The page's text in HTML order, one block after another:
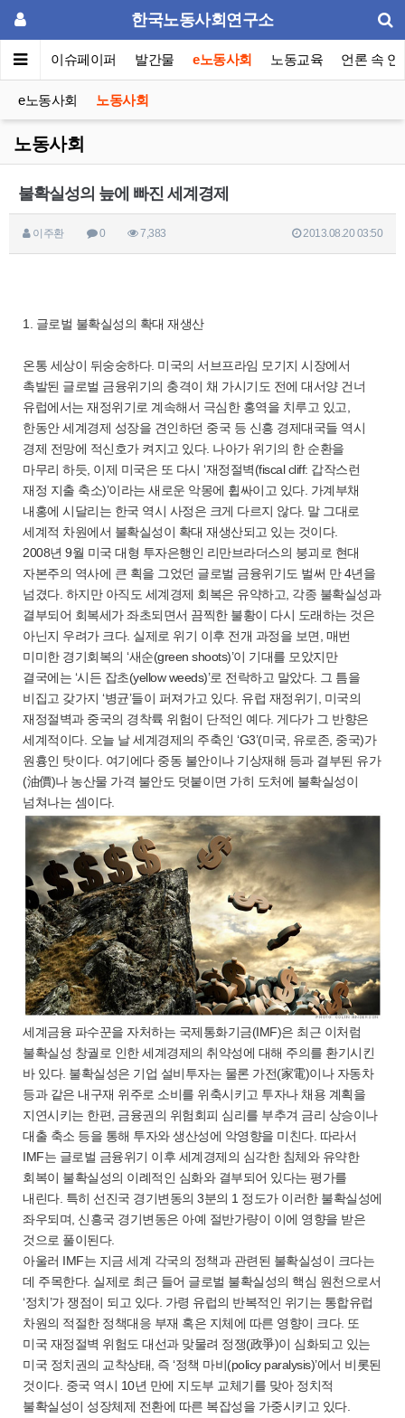
한국노동사회연구소
포럼 이슈페이퍼 발간물 e노동사회 노동교육 언론 속 연
e노동사회 노동사회
노동사회
불확실성의 늪에 빠진 세계경제
이주환 0 7,383 2013.08.20 03:50
1. 글로벌 불확실성의 확대 재생산
온통 세상이 뒤숭숭하다. 미국의 서브프라임 모기지 시장에서
촉발된 글로벌 금융위기의 충격이 채 가시기도 전에 대서양 건너
유럽에서는 재정위기로 계속해서 극심한 홍역을 치루고 있고,
한동안 세계경제 성장을 견인하던 중국 등 신흥 경제대국들 역시
경제 전망에 적신호가 켜지고 있다. 나아가 위기의 한 순환을
마무리 하듯, 이제 미국은 또 다시 ‘재정절벽(fiscal cliff: 갑작스런
재정 지출 축소)’이라는 새로운 악몽에 휩싸이고 있다. 가계부채
내홍에 시달리는 한국 역시 사정은 크게 다르지 않다. 말 그대로
세계적 차원에서 불확실성이 확대 재생산되고 있는 것이다.
2008년 9월 미국 대형 투자은행인 리만브라더스의 붕괴로 현대
자본주의 역사에 큰 획을 그었던 글로벌 금융위기도 벌써 만 4년을
넘겼다. 하지만 아직도 세계경제 회복은 유약하고, 각종 불확실성과
결부되어 회복세가 좌초되면서 끔찍한 불황이 다시 도래하는 것은
아닌지 우려가 크다. 실제로 위기 이후 전개 과정을 보면, 매번
미미한 경기회복의 ‘새순(green shoots)’이 기대를 모았지만
결국에는 ‘시든 잡초(yellow weeds)’로 전락하고 말았다. 그 틈을
비집고 갖가지 ‘병균’들이 퍼져가고 있다. 유럽 재정위기, 미국의
재정절벽과 중국의 경착륙 위험이 단적인 예다. 게다가 그 반향은
세계적이다. 오늘 날 세계경제의 주축인 ‘G3’(미국, 유로존, 중국)가
원흉인 탓이다. 여기에다 중동 불안이나 기상재해 등과 결부된 유가
(油價)나 농산물 가격 불안도 덧붙이면 가히 도처에 불확실성이
넘쳐나는 셈이다.
세계금융 파수꾼을 자처하는 국제통화기금(IMF)은 최근 이처럼
불확실성 창궐로 인한 세계경제의 취약성에 대해 주의를 환기시킨
바 있다. 불확실성은 기업 설비투자는 물론 가전(家電)이나 자동차
등과 같은 내구재 위주로 소비를 위축시키고 투자나 채용 계획을
지연시키는 한편, 금융권의 위험회피 심리를 부추겨 금리 상승이나
대출 축소 등을 통해 투자와 생산성에 악영향을 미친다. 따라서
IMF는 글로벌 금융위기 이후 세계경제의 심각한 침체와 유약한
회복이 불확실성의 이례적인 심화와 결부되어 있다는 평가를
내린다. 특히 선진국 경기변동의 3분의 1 정도가 이러한 불확실성에
좌우되며, 신흥국 경기변동은 아예 절반가량이 이에 영향을 받은
것으로 풀이된다.
아울러 IMF는 지금 세계 각국의 정책과 관련된 불확실성이 크다는
데 주목한다. 실제로 최근 들어 글로벌 불확실성의 핵심 원천으로서
‘정치’가 쟁점이 되고 있다. 가령 유럽의 반복적인 위기는 통합유럽
차원의 적절한 정책대응 부재 혹은 지체에 따른 영향이 크다. 또
미국 재정절벽 위험도 대선과 맞물려 정쟁(政爭)이 심화되고 있는
미국 정치권의 교착상태, 즉 ‘정책 마비(policy paralysis)’에서 비롯된
것이다. 중국 역시 10년 만에 지도부 교체기를 맞아 정치적
불확실성이 성장체제 전환에 따른 복잡성을 가중시키고 있다.